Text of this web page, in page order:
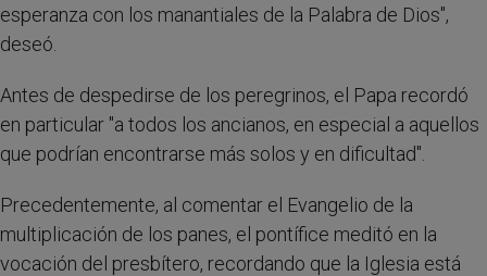
esperanza con los manantiales de la Palabra de Dios",
deseó.
Antes de despedirse de los peregrinos, el Papa recordó
en particular "a todos los ancianos, en especial a aquellos
que podrían encontrarse más solos y en dificultad".
Precedentemente, al comentar el Evangelio de la
multiplicación de los panes, el pontífice meditó en la
vocación del presbítero, recordando que la Iglesia está